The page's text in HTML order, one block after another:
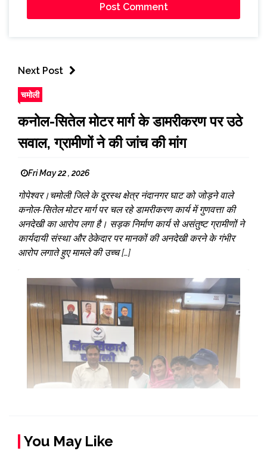
Next Post
चमोली
कनोल-सितेल मोटर मार्ग के डामरीकरण पर उठे
सवाल, ग्रामीणों ने की जांच की मांग
Fri May 22 , 2026
गोपेश्वर।चमोली जिले के दूरस्थ क्षेत्र नंदानगर घाट को जोड़ने वाले
कनोल-सितेल मोटर मार्ग पर चल रहे डामरीकरण कार्य में गुणवत्ता की
अनदेखी का आरोप लगा है। सड़क निर्माण कार्य से असंतुष्ट ग्रामीणों ने
कार्यदायी संस्था और ठेकेदार पर मानकों की अनदेखी करने के गंभीर
आरोप लगाते हुए मामले की उच्च […]
You May Like